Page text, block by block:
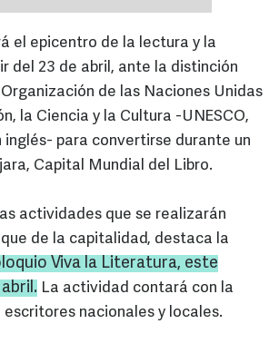
el epicentro de la lectura y la
del 23 de abril, ante la distinción
de las Naciones Unidas
la Ciencia y la Cultura -UNESCO,
inglés- para convertirse durante un
Capital Mundial del Libro.
actividades que se realizarán
de la capitalidad, destaca la
Viva la Literatura, este
La actividad contará con la
nacionales y locales.